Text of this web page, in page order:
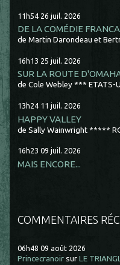
11h54 26 juil. 2026
DE LA COMÉDIE
de Martin Darondeau et
16h13 25 juil. 2026
SUR LA ROUTE
de Cole Webley *** ETATS-
13h24 11 juil. 2026
HAPPY VALLEY
de Sally Wainwright *****
16h23 09 juil. 2026
MAIS ENCORE...
COMMENTAIRES
06h48 09 août 2026
Princecranoir surLE